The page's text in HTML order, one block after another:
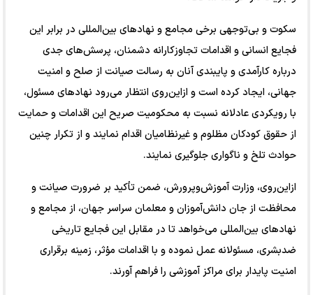
سکوت و بی‌توجهی برخی مجامع و نهاد‌های بین‌المللی در برابر این
فجایع انسانی و اقدامات تجاوزکارانه دشمنان، پرسش‌های جدی
درباره کارآمدی و پایبندی آنان به رسالت صیانت از صلح و امنیت
جهانی، ایجاد کرده است و ازاین‌روی انتظار می‌رود نهاد‌های مسئول،
با رویکردی عادلانه نسبت به محکومیت صریح این اقدامات و حمایت
از حقوق کودکان مظلوم و غیرنظامیان اقدام نمایند و از تکرار چنین
حوادث تلخ و ناگواری جلوگیری نمایند.
ازاین‌روی، وزارت آموزش‌وپرورش، ضمن تأکید بر ضرورت صیانت و
محافظت از جان دانش‌آموزان و معلمان سراسر جهان، از مجامع و
نهاد‌های بین‌المللی می‌خواهد تا در مقابل این فجایع تاریخی
ضدبشری، مسئولانه عمل نموده و با اقدامات مؤثر، زمینه برقراری
امنیت پایدار برای مراکز آموزشی را فراهم آورند.